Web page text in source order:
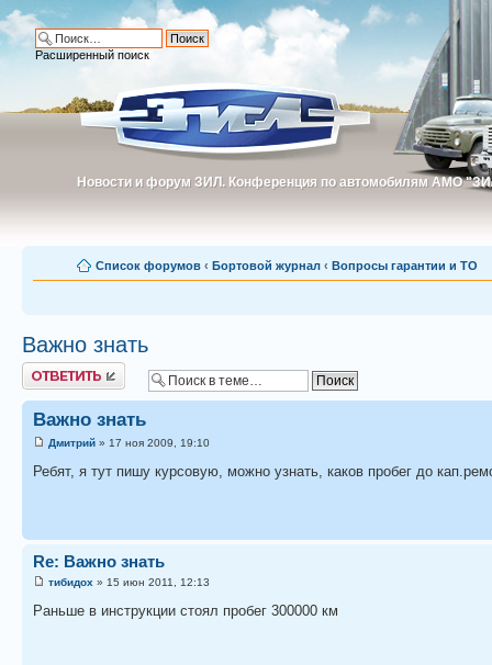
Новости и форум ЗИЛ. Конференция по автомобилям АМО
Новости и форум ЗИЛ. Конференция по автомобилям АМО
Расширенный поиск
Список форумов ‹ Бортовой журнал ‹ Вопросы гарантии и ТО
Важно знать
Ответить
Важно знать
Дмитрий » 17 ноя 2009, 19:10
Ребят, я тут пишу курсовую, можно узнать, каков пробег до
Re: Важно знать
тибидох » 15 июн 2011, 12:13
Раньше в инструкции стоял пробег 300000 км